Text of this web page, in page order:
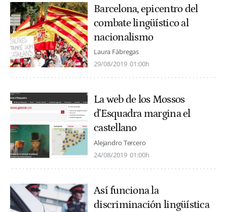
Barcelona, epicentro del
combate lingüístico al
nacionalismo
Laura Fàbregas
29/08/2019 01:00h
La web de los Mossos
d'Esquadra margina el
castellano
Alejandro Tercero
24/08/2019 01:00h
Así funciona la
discriminación lingüística